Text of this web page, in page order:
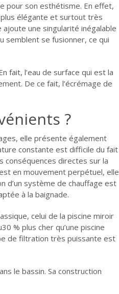
pour son esthétisme. En effet,
élégante et surtout très
ajoute une singularité inégalable
semblent se fusionner, ce qui
fait, l’eau de surface qui est la
De ce fait, l’écrémage de
?
elle présente également
constante est difficile du fait
conséquences directes sur la
en mouvement perpétuel, elle
d’un système de chauffage est
à la baignade.
celui de la piscine miroir
% plus cher qu’une piscine
de filtration très puissante est
le bassin. Sa construction